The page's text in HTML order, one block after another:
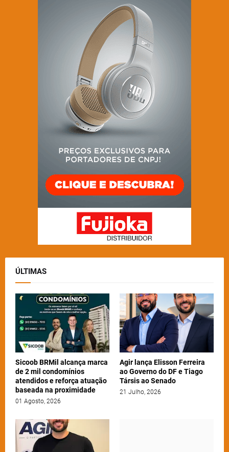
ÚLTIMAS
Sicoob BRMil alcança marca
de 2 mil condomínios
atendidos e reforça atuação
baseada na proximidade
01 Agosto, 2026
Agir lança Elisson Ferreira
ao Governo do DF e Tiago
Társis ao Senado
21 Julho, 2026